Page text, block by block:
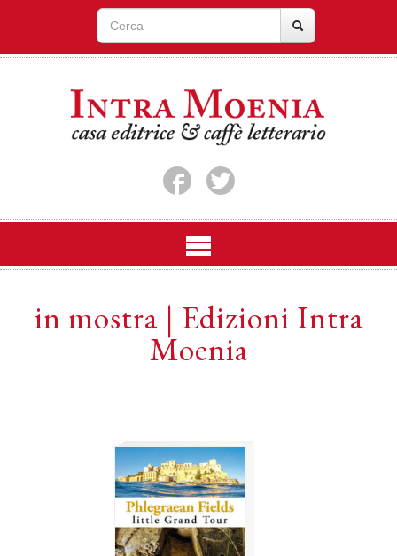
in mostra | Edizioni Intra
Moenia